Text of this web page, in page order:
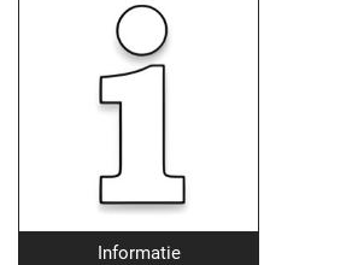
Informatie